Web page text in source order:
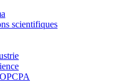
scientifiques